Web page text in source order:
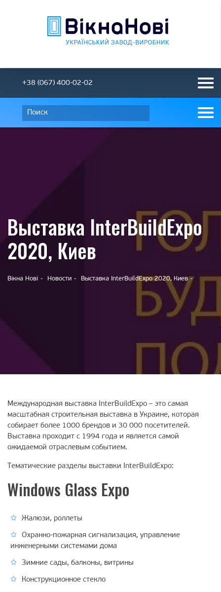
+38 (067) 400-02-02
Выставка InterBuildExpo
2020, Киев
Вікна Нові Новости Выставка InterBuildExpo 2020, Киев
Международная выставка InterBuildExpo – это самая
масштабная строительная выставка в Украине, которая
собирает более 1000 брендов и 30 000 посетителей.
Выставка проходит с 1994 года и является самой
ожидаемой отраслевым событием.
Тематические разделы выставки InterBuildExpo:
Windows Glass Expo
Жалюзи, роллеты
Охранно-пожарная сигнализация, управление
инженерными системами дома
Зимние сады, балконы, витрины
Конструкционное стекло